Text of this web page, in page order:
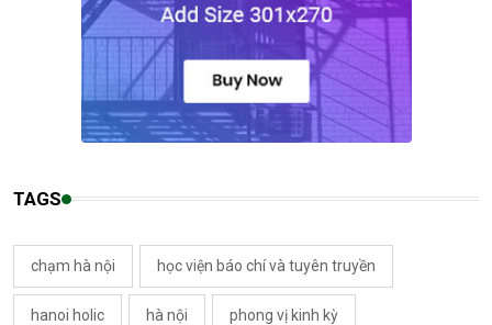
TAGS
chạm hà nội học viện báo chí và tuyên truyền
hanoi holic hà nội phong vị kinh kỳ